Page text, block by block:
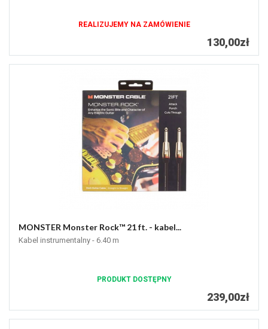
REALIZUJEMY NA ZAMÓWIENIE
130,00zł
MONSTER Monster Rock™ 21 ft. - kabel...
Kabel instrumentalny - 6.40 m
PRODUKT DOSTĘPNY
239,00zł